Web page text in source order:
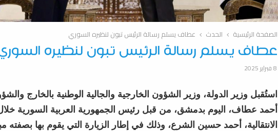
الصفحة الرئيسية الحدث عطاف يسلم رسالة الرئيس تبون لنظيره السوري
عطاف يسلم رسالة الرئيس تبون لنظيره
8 فبراير 2025
استُقبل وزير الدولة، وزير الشؤون الخارجية والجالية الوطنية بالخارج
أحمد عطاف، اليوم بدمشق، من قبل رئيس الجمهورية العربية السورية
الانتقالية، أحمد حسين الشرع، وذلك في إطار الزيارة التي يقوم بها بصفته